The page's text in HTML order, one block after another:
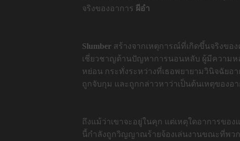
จริงของอาการ ผีอำ
Slumberสร้างจากเหตุการณ์ที่เกิดขึ้นจริงขอ
เชี่ยวชาญด้านปัญหาการนอนหลับ ผู้มีความห
หย่อน กระทั่งระหว่างที่เธอพยายามวินิจฉัยอ
ถูกจับกุม และถูกกล่าวหาว่าเป็นต้นเหตุของอา
ถึงแม้ว่าเขาจะอยู่ในคุก แต่เหตุใดอาการขอ
นี้กำลังถูกวิญญาณร้ายจ้องเล่นงานขณะที่พว